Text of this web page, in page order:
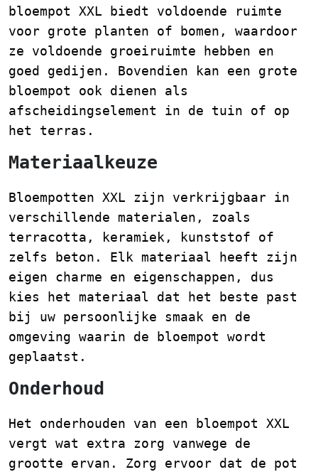
bloempot XXL biedt voldoende ruimte
voor grote planten of bomen, waardoor
ze voldoende groeiruimte hebben en
goed gedijen. Bovendien kan een grote
bloempot ook dienen als
afscheidingselement in de tuin of op
het terras.
Materiaalkeuze
Bloempotten XXL zijn verkrijgbaar in
verschillende materialen, zoals
terracotta, keramiek, kunststof of
zelfs beton. Elk materiaal heeft zijn
eigen charme en eigenschappen, dus
kies het materiaal dat het beste past
bij uw persoonlijke smaak en de
omgeving waarin de bloempot wordt
geplaatst.
Onderhoud
Het onderhouden van een bloempot XXL
vergt wat extra zorg vanwege de
grootte ervan. Zorg ervoor dat de pot